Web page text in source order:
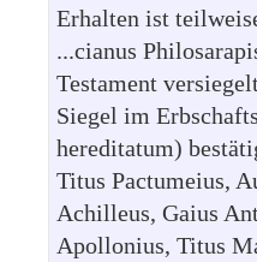
Erhalten ist
...cianus
Testament
Siegel im
hereditatum)
Titus Pactumeius,
Achilleus, Gaius
Apollonius, Titus